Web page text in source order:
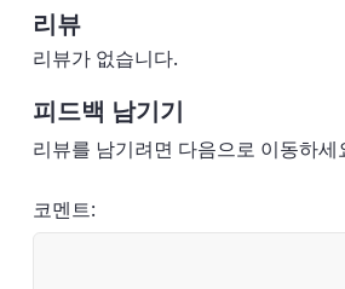
리뷰
리뷰가 없습니다.
피드백 남기기
리뷰를 남기려면 다음으로 이동하세
코멘트: